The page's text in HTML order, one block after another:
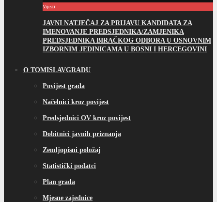
Vijesti
JAVNI NATJEČAJ ZA PRIJAVU KANDIDATA ZA
IMENOVANJE PREDSJEDNIKA/ZAMJENIKA
PREDSJEDNIKA BIRAČKOG ODBORA U OSNOVNIM
IZBORNIM JEDINICAMA U BOSNI I HERCEGOVINI
O TOMISLAVGRADU
Povijest grada
Načelnici kroz povijest
Predsjednici OV kroz povijest
Dobitnici javnih priznanja
Zemljopisni položaj
Statistički podatci
Plan grada
Mjesne zajednice